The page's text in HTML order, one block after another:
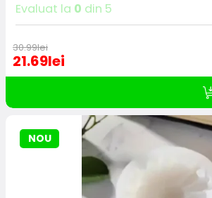
Evaluat la 0 din 5
30.99lei
21.69lei
NOU